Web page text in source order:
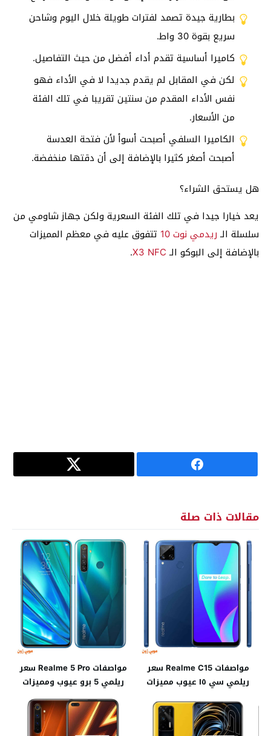
بطارية جيدة تصمد لفترات طويلة خلال اليوم وشاحن
سريع بقوة 30 واط.
كاميرا أساسية تقدم أداء أفضل من حيث التفاصيل.
لكن في المقابل لم يقدم جديدا لا في الأداء فهو
نفس الأداء المقدم من سنتين تقريبا في تلك الفئة
من الأسعار.
الكاميرا السلفي أصبحت أسوأ لأن فتحة العدسة
أصبحت أصغر كثيرا بالإضافة إلى أن دقتها منخفضة.
هل يستحق الشراء؟
يعد خيارا جيدا في تلك الفئة السعرية ولكن جهاز شاومي من
سلسلة الـ ريدمي نوت 10
تتفوق عليه في معظم المميزات
بالإضافة إلى البوكو الـ X3 NFC
.
مقالات ذات صلة
مواصفات Realme C15 سعر
ريلمي سي ١٥ عيوب مميزات
مواصفات Realme 5 Pro سعر
ريلمي 5 برو عيوب ومميزات